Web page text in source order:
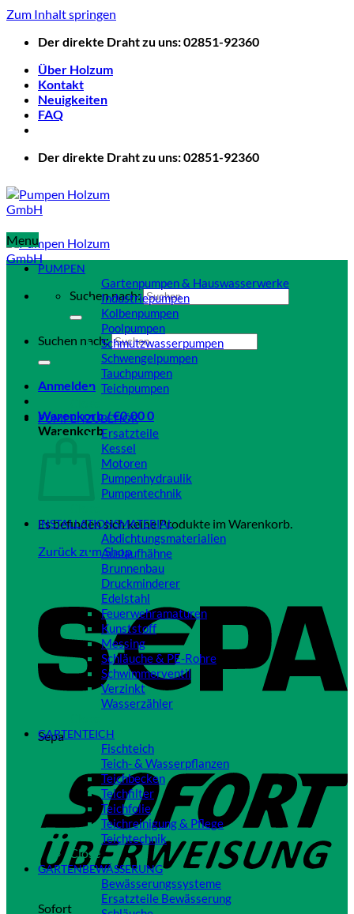
Zum Inhalt springen
Der direkte Draht zu uns: 02851-92360
Über Holzum
Kontakt
Neuigkeiten
FAQ
Der direkte Draht zu uns: 02851-92360
Suchen nach:
Suchen nach:
Anmelden
Warenkorb /€0,000
Warenkorb
Es befinden sich keine Produkte im Warenkorb.
Zurück zum Shop
Sepa
Sofort
Menu
PUMPEN
Gartenpumpen & Hauswasserwerke
Industriepumpen
Kolbenpumpen
Poolpumpen
Schmutzwasserpumpen
Schwengelpumpen
Tauchpumpen
Teichpumpen
PUMPENZUBEHÖR
Ersatzteile
Kessel
Motoren
Pumpenhydraulik
Pumpentechnik
INSTALLATIONSMATERIAL
Abdichtungsmaterialien
Auslaufhähne
Brunnenbau
Druckminderer
Edelstahl
Feuerwehramaturen
Kunststoff
Messing
Schläuche & PE-Rohre
Schwimmerventil
Verzinkt
Wasserzähler
GARTENTEICH
Fischteich
Teich- & Wasserpflanzen
Teichbecken
Teichfilter
Teichfolie
Teichreinigung & Pflege
Teichtechnik
Close
GARTENBEWÄSSERUNG
Bewässerungssysteme
Ersatzteile Bewässerung